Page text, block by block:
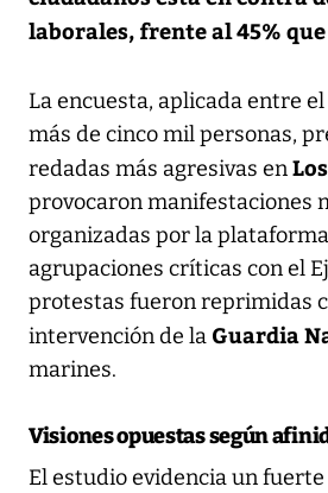
laborales, frente al 45%
La encuesta, aplicada entre
más de cinco mil personas,
redadas más agresivas en
provocaron manifestaciones
organizadas por la
agrupaciones críticas con el
protestas fueron reprimidas
intervención de la Guardia
marines.
Visiones opuestas según
El estudio evidencia un